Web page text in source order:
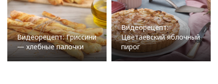
Видеорецепт: Гриссини
— хлебные палочки
Видеорецепт:
Цветаевский яблочный
пирог